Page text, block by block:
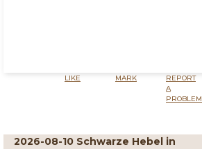
LIKE MARK
REPORT
A
PROBLEM
2026-08-10 Schwarze Hebel in